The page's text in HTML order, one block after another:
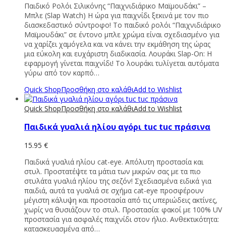
Παιδικό Ρολόι Σιλικόνης “Παιχνιδιάρικο Μαϊμουδάκι” –
Μπλε (Slap Watch) Η ώρα για παιχνίδι ξεκινά με τον πιο
διασκεδαστικό σύντροφο! Το παιδικό ρολόι “Παιχνιδιάρικο
Μαϊμουδάκι” σε έντονο μπλε χρώμα είναι σχεδιασμένο για
να χαρίζει χαμόγελα και να κάνει την εκμάθηση της ώρας
μια εύκολη και ευχάριστη διαδικασία. Λουράκι Slap-On: Η
εφαρμογή γίνεται παιχνίδι! Το λουράκι τυλίγεται αυτόματα
γύρω από τον καρπό…
Quick ShopΠροσθήκη στο καλάθιAdd to Wishlist
Quick ShopΠροσθήκη στο καλάθιAdd to Wishlist
Παιδικά γυαλιά ηλίου αγόρι tuc tuc πράσινα
15.95 €
Παιδικά γυαλιά ηλίου cat-eye. Απόλυτη προστασία και
στυλ. Προστατέψτε τα μάτια των μικρών σας με τα πιο
στυλάτα γυαλιά ηλίου της σεζόν! Σχεδιασμένα ειδικά για
παιδιά, αυτά τα γυαλιά σε σχήμα cat-eye προσφέρουν
μέγιστη κάλυψη και προστασία από τις υπεριώδεις ακτίνες,
χωρίς να θυσιάζουν το στυλ. Προστασία: φακοί με 100% UV
προστασία για ασφαλές παιχνίδι στον ήλιο. Ανθεκτικότητα:
κατασκευασμένα από…